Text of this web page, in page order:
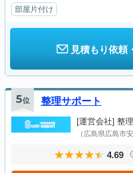
部屋片付け
見積もり依頼
5位 整理サポート
[運営会社] 整
（広島県広島市
4.69